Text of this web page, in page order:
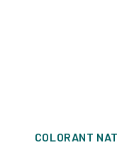
COLORANT